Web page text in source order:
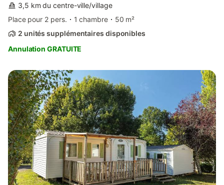
3,5 km du centre-ville/village
Place pour 2 pers.
1 chambre
50 m²
2 unités supplémentaires disponibles
Annulation GRATUITE